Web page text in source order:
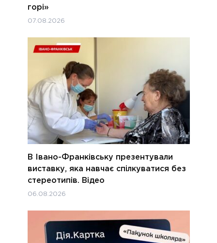
горі»
07.08.2026
В Івано-Франківську презентували
виставку, яка навчає спілкуватися без
стереотипів. Відео
06.08.2026